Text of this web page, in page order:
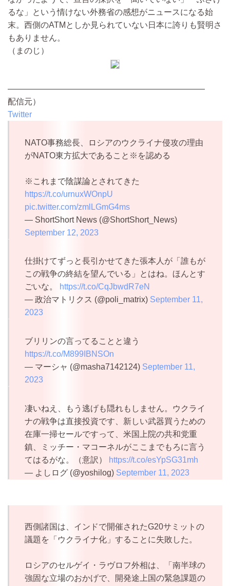
るな」という情けない外務省の感想がニュースになる始
末。西側のATMとしか見られていない日本に誇りも賢明さ
もありません。
（まのじ）
————————————————————————
配信元）
Twitter
NATO事務総長、ロシアのウクライナ侵攻の理由
がNATO東方拡大であること※を認める
※これまで陰謀論とされてきた
https://t.co/urnuxWOnpU
pic.twitter.com/zmlLGmG4ms
— ShortShort News (@ShortShort_News)
September 12, 2023
仕掛けてずっと長引かせてきた張本人が「誰もが
この戦争の終結を望んでいる」とはね。ほんとす
ごいな。
https://t.co/CqJbwdR7eN
— 政治マトリクス (@poli_matrix) September 11,
2023
ブリリンの言ってることと違う
https://t.co/M899IBNSOn
— マーシャ (@masha7142124) September 11,
2023
凄いねえ、もう逃げも隠れもしません。ウクライ
ナの戦争は直接投資です、新しい武器買うための
在庫一掃セールですって、米国上院の共和党重
鎮、ミッチー・マコーネルがここまでもろに言う
てはるがな。（意訳）
https://t.co/esYpSG31mh
— よしログ (@yoshilog) September 11, 2023
西側諸国は、インドで開催されたG20サミットの
議題を「ウクライナ化」することに失敗した。
ロシアのセルゲイ・ラヴロフ外相は、「南半球の
強固な立場のおかげで、開発途上国の緊急課題の